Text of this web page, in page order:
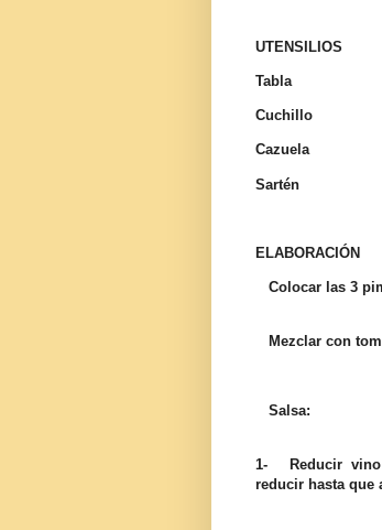
UTENSILIOS
Tabla
Cuchillo
Cazuela
Sartén
ELABORACIÓN
Colocar las 3
Mezclar con
Salsa:
1- Reducir
reducir hasta que